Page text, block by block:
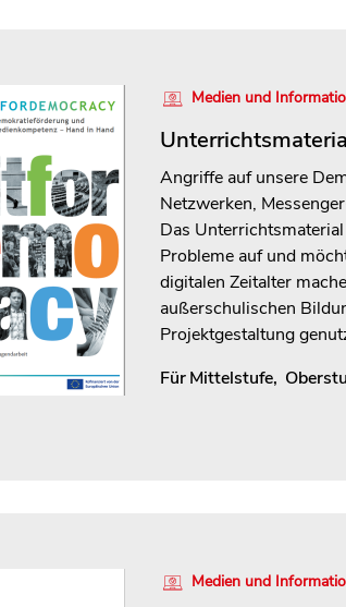
Medien und
Angriffe auf unsere
Netzwerken,
Das
Probleme auf und
digitalen Zeitalter
außerschulischen
Projektgestaltung
FürMittelstufe,
Medien und